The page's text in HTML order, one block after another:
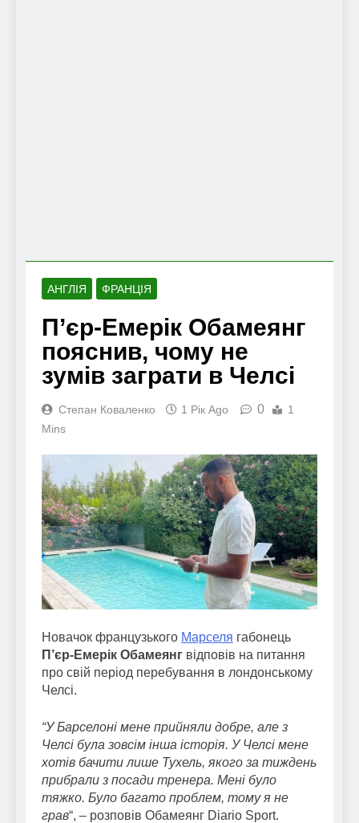
АНГЛІЯ ФРАНЦІЯ
П’єр-Емерік Обамеянг
пояснив, чому не
зумів заграти в Челсі
Степан Коваленко 1 Рік Ago 0
1
Mins
Новачок французького Марселя габонець
П’єр-Емерік Обамеянг відповів на питання
про свій період перебування в лондонському
Челсі.
“У Барселоні мене прийняли добре, але з
Челсі була зовсім інша історія. У Челсі мене
хотів бачити лише Тухель, якого за тиждень
прибрали з посади тренера. Мені було
тяжко. Було багато проблем, тому я не
грав“, – розповів Обамеянг Diario Sport.